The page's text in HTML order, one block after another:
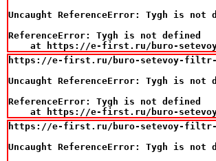
Uncaught ReferenceError: Tygh is not
ReferenceError: Tygh is not defined
at https://e-first.ru/buro-
https://e-first.ru/buro-setevoy-filtr-5-
Uncaught ReferenceError: Tygh is not
ReferenceError: Tygh is not defined
at https://e-first.ru/buro-
https://e-first.ru/buro-setevoy-filtr-5-
Uncaught ReferenceError: Tygh is not